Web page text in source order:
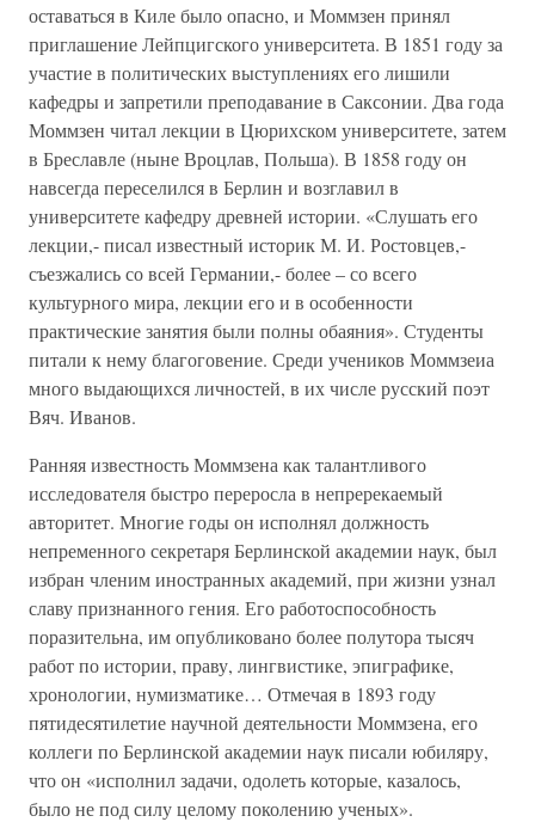
оставаться в Киле было опасно, и Моммзен принял
приглашение Лейпцигского университета. В 1851 году за
участие в политических выступлениях его лишили
кафедры и запретили преподавание в Саксонии. Два года
Моммзен читал лекции в Цюрихском университете, затем
в Бреславле (ныне Вроцлав, Польша). В 1858 году он
навсегда переселился в Берлин и возглавил в
университете кафедру древней истории. «Слушать его
лекции,- писал известный историк М. И. Ростовцев,-
съезжались со всей Германии,- более – со всего
культурного мира, лекции его и в особенности
практические занятия были полны обаяния». Студенты
питали к нему благоговение. Среди учеников Моммзеиа
много выдающихся личностей, в их числе русский поэт
Вяч. Иванов.
Ранняя известность Моммзена как талантливого
исследователя быстро переросла в непререкаемый
авторитет. Многие годы он исполнял должность
непременного секретаря Берлинской академии наук, был
избран членим иностранных академий, при жизни узнал
славу признанного гения. Его работоспособность
поразительна, им опубликовано более полутора тысяч
работ по истории, праву, лингвистике, эпиграфике,
хронологии, нумизматике… Отмечая в 1893 году
пятидесятилетие научной деятельности Моммзена, его
коллеги по Берлинской академии наук писали юбиляру,
что он «исполнил задачи, одолеть которые, казалось,
было не под силу целому поколению ученых».